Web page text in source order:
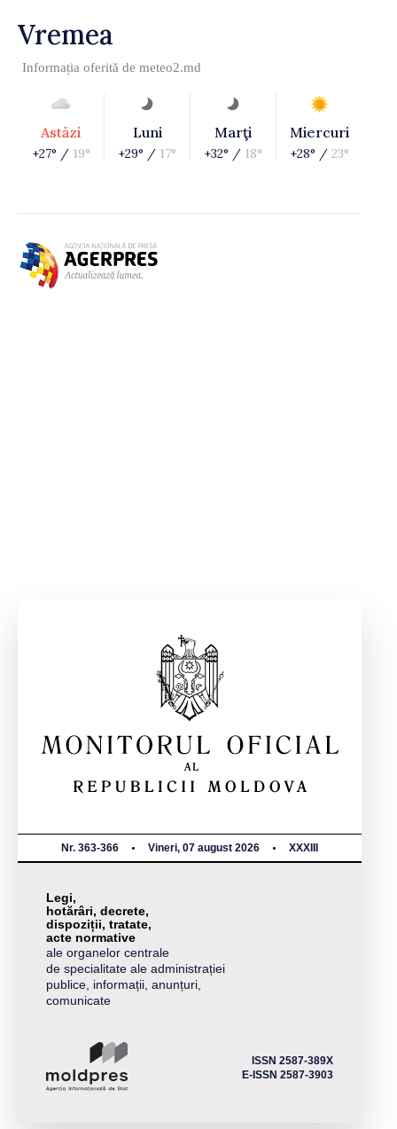
Vremea
Informația oferită de meteo2.md
Astăzi
+27° / 19°
Luni
+29° / 17°
Marţi
+32° / 18°
Miercuri
+28° / 23°
Nr. 363-366 Vineri, 07 august 2026 XXXIII
Legi,
hotărâri, decrete,
dispoziții, tratate,
acte normative
ale organelor centrale
de specialitate ale administrației
publice, informații, anunțuri,
comunicate
ISSN 2587-389X
E-ISSN 2587-3903